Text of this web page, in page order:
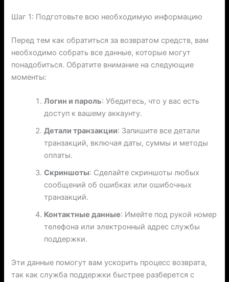
Шаг 1: Подготовьте всю необходимую информацию
Перед тем как обратиться за возвратом средств, вам
необходимо собрать все данные, которые могут
понадобиться. Обратите внимание на следующие
моменты:
Логин и пароль: Убедитесь, что у вас есть
доступ к вашему аккаунту.
Детали транзакции: Запишите все детали
транзакций, включая даты, суммы и методы
оплаты.
Скриншоты: Сделайте скриншоты любых
сообщений об ошибках или ошибочных
транзакций.
Контактные данные: Имейте под рукой номер
телефона или электронный адрес службы
поддержки.
Эти данные помогут вам ускорить процесс возврата,
так как служба поддержки быстрее разберется с